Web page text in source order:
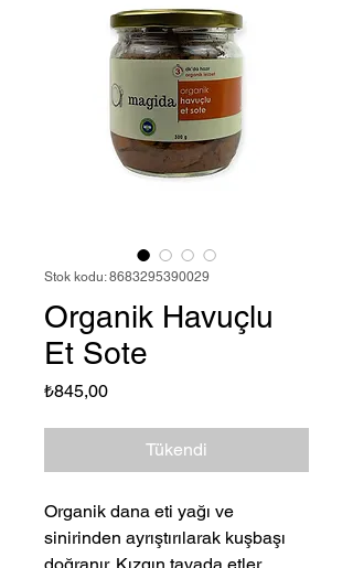
Stok kodu: 8683295390029
Organik Havuçlu
Et Sote
₺845,00Fiyat
Tükendi
Organik dana eti yağı ve
sinirinden ayrıştırılarak kuşbaşı